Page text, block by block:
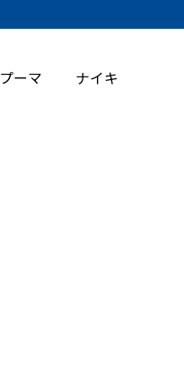
プーマ ナイキ